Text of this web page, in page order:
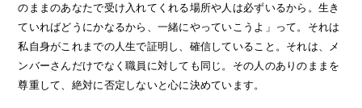
のままのあなたで受け入れてくれる場所や人は必ずいるから。生き
ていればどうにかなるから、一緒にやっていこうよ」って。それは
私自身がこれまでの人生で証明し、確信していること。それは、メ
ンバーさんだけでなく職員に対しても同じ。その人のありのままを
尊重して、絶対に否定しないと心に決めています。